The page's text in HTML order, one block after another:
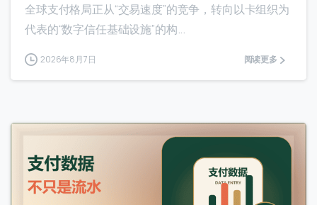
全球支付格局正从“交易速度”的竞争，转向以卡组织为
代表的“数字信任基础设施”的构...
2026年8月7日 阅读更多